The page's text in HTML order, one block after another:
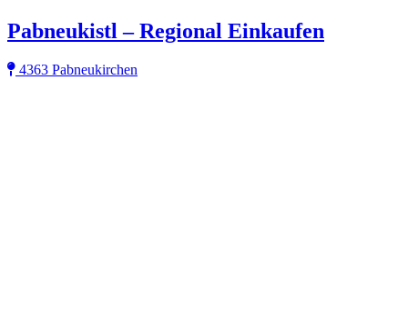
Pabneukistl – Regional Einkaufen
4363 Pabneukirchen